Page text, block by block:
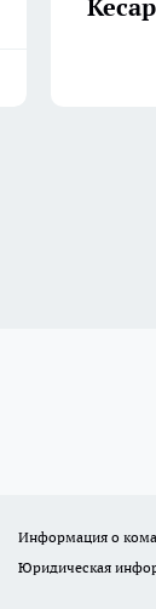
Информация о
Юридическая